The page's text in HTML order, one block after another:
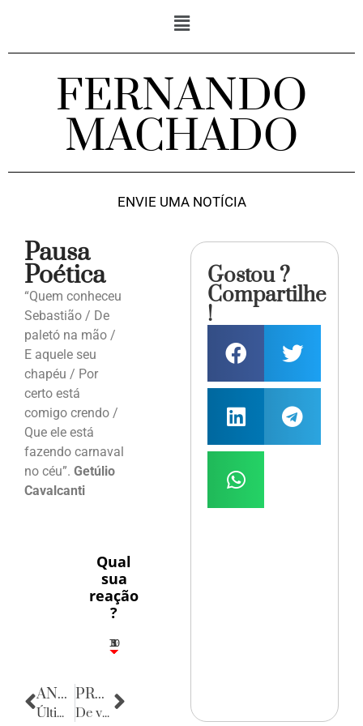
FERNANDO
MACHADO
ENVIE UMA NOTÍCIA
Pausa
Poética
“Quem conheceu
Sebastião / De
paletó na mão /
E aquele seu
chapéu / Por
certo está
comigo crendo /
Que ele está
fazendo carnaval
no céu”. Getúlio
Cavalcanti
Qual
sua
reação
?
5
1
1
3
10
ANTERIOR
Últimas Notícias
PRÓXIMA
De volta para o passado
Gostou ?
Compartilhe
!